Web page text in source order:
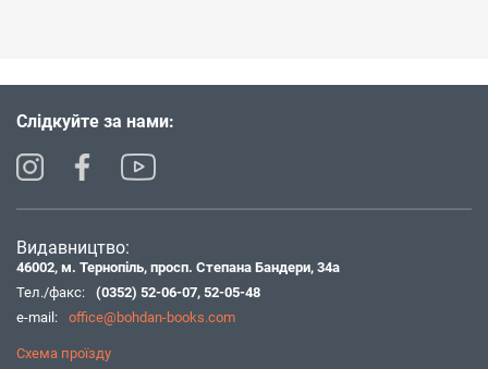
Слідкуйте за нами:
Видавництво:
46002, м. Тернопіль, просп. Степана Бандери, 34а
Тел./факс:
(0352) 52-06-07, 52-05-48
e-mail:
office@bohdan-books.com
Схема проїзду